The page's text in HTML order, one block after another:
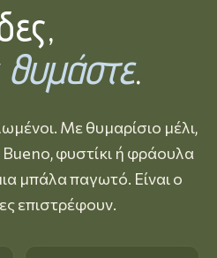
θυμάστε.
Με θυμαρίσιο μέλι,
φυστίκι ή φράουλα
μπάλα παγωτό. Είναι ο
επιστρέφουν.